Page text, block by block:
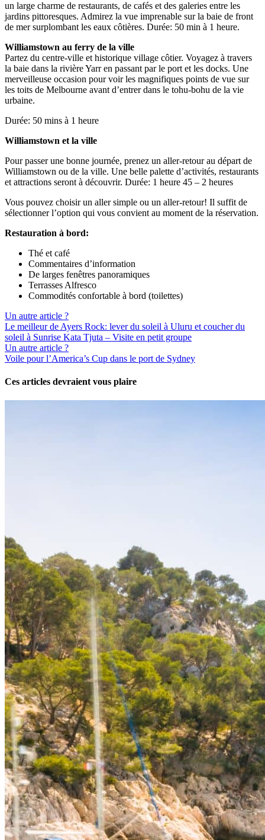
un large charme de restaurants, de cafés et des galeries entre les
jardins pittoresques. Admirez la vue imprenable sur la baie de front
de mer surplombant les eaux côtières. Durée: 50 min à 1 heure.
Williamstown au ferry de la ville
Partez du centre-ville et historique village côtier. Voyagez à travers
la baie dans la rivière Yarr en passant par le port et les docks. Une
merveilleuse occasion pour voir les magnifiques points de vue sur
les toits de Melbourne avant d’entrer dans le tohu-bohu de la vie
urbaine.
Durée: 50 mins à 1 heure
Williamstown et la ville
Pour passer une bonne journée, prenez un aller-retour au départ de
Williamstown ou de la ville. Une belle palette d’activités, restaurants
et attractions seront à découvrir. Durée: 1 heure 45 – 2 heures
Vous pouvez choisir un aller simple ou un aller-retour! Il suffit de
sélectionner l’option qui vous convient au moment de la réservation.
Restauration à bord:
Thé et café
Commentaires d’information
De larges fenêtres panoramiques
Terrasses Alfresco
Commodités confortable à bord (toilettes)
Un autre article ?
Le meilleur de Ayers Rock: lever du soleil à Uluru et coucher du
soleil à Sunrise Kata Tjuta – Visite en petit groupe
Un autre article ?
Voile pour l’America’s Cup dans le port de Sydney
Ces articles devraient vous plaire